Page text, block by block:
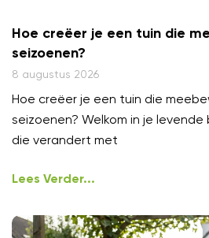
Hoe creëer je een tuin die
seizoenen?
8 augustus 2026
Hoe creëer je een tuin die
seizoenen? Welkom in je levende
die verandert met
Lees Verder...